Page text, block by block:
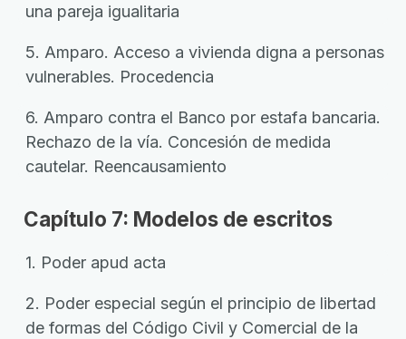
una pareja igualitaria
5. Amparo. Acceso a vivienda digna a personas
vulnerables. Procedencia
6. Amparo contra el Banco por estafa bancaria.
Rechazo de la vía. Concesión de medida
cautelar. Reencausamiento
Capítulo 7: Modelos de escritos
1. Poder apud acta
2. Poder especial según el principio de libertad
de formas del Código Civil y Comercial de la